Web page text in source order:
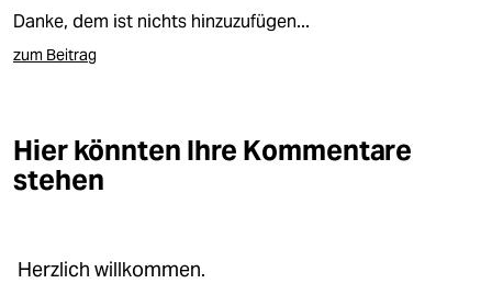
unterstützen
genossenschaft
epaper login
Danke, dem ist nichts hinzuzufügen...
zum Beitrag
Hier könnten Ihre Kommentare
stehen
Herzlich willkommen.